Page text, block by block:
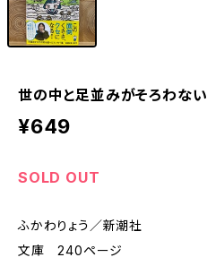
世の中と足並みがそろわない
¥649
SOLD OUT
ふかわりょう／新潮社
文庫 240ページ